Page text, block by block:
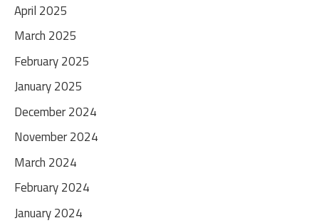
April 2025
March 2025
February 2025
January 2025
December 2024
November 2024
March 2024
February 2024
January 2024